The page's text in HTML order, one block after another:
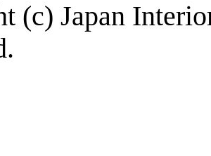
(c) Japan